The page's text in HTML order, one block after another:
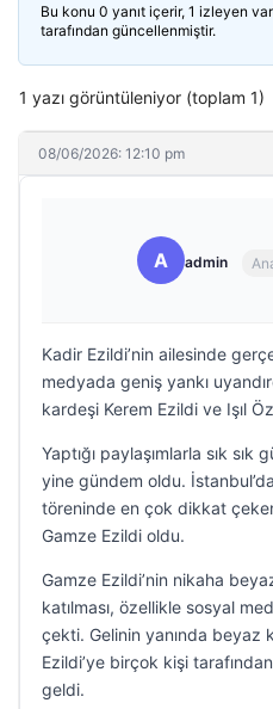
Bu konu 0 yanıt içerir, 1 izleyen
tarafından güncellenmiştir.
1 yazı görüntüleniyor (toplam 1)
08/06/2026: 12:10 pm
A admin
Kadir Ezildi’nin ailesinde
medyada geniş yankı
kardeşi Kerem Ezildi ve Işıl
Yaptığı paylaşımlarla sık
yine gündem oldu.
töreninde en çok dikkat
Gamze Ezildi oldu.
Gamze Ezildi’nin nikaha
katılması, özellikle sosyal
çekti. Gelinin yanında beyaz
Ezildi’ye birçok kişi
geldi.